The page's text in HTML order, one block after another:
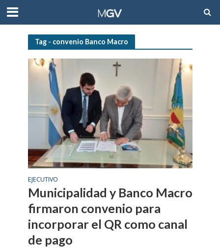
Tag - convenio Banco Macro
EJECUTIVO
Municipalidad y Banco Macro
firmaron convenio para
incorporar el QR como canal
de pago